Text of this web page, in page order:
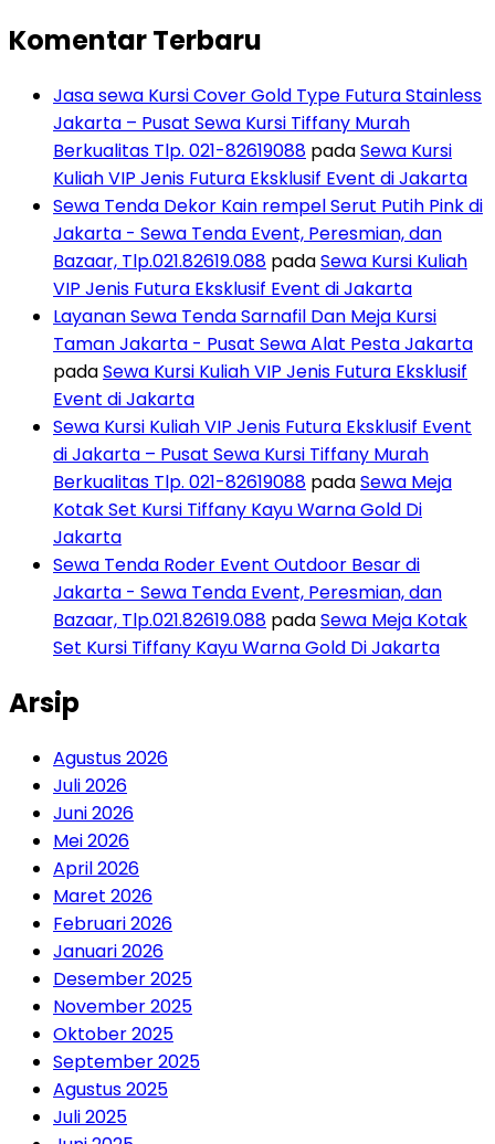
Komentar Terbaru
Jasa sewa Kursi Cover Gold Type Futura Stainless
Jakarta – Pusat Sewa Kursi Tiffany Murah
Berkualitas Tlp. 021-82619088 padaSewa Kursi
Kuliah VIP Jenis Futura Eksklusif Event di Jakarta
Sewa Tenda Dekor Kain rempel Serut Putih Pink di
Jakarta - Sewa Tenda Event, Peresmian, dan
Bazaar, Tlp.021.82619.088 padaSewa Kursi Kuliah
VIP Jenis Futura Eksklusif Event di Jakarta
Layanan Sewa Tenda Sarnafil Dan Meja Kursi
Taman Jakarta - Pusat Sewa Alat Pesta Jakarta
padaSewa Kursi Kuliah VIP Jenis Futura Eksklusif
Event di Jakarta
Sewa Kursi Kuliah VIP Jenis Futura Eksklusif Event
di Jakarta – Pusat Sewa Kursi Tiffany Murah
Berkualitas Tlp. 021-82619088 padaSewa Meja
Kotak Set Kursi Tiffany Kayu Warna Gold Di
Jakarta
Sewa Tenda Roder Event Outdoor Besar di
Jakarta - Sewa Tenda Event, Peresmian, dan
Bazaar, Tlp.021.82619.088 padaSewa Meja Kotak
Set Kursi Tiffany Kayu Warna Gold Di Jakarta
Arsip
Agustus 2026
Juli 2026
Juni 2026
Mei 2026
April 2026
Maret 2026
Februari 2026
Januari 2026
Desember 2025
November 2025
Oktober 2025
September 2025
Agustus 2025
Juli 2025